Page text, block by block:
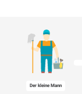
Der kleine Mann